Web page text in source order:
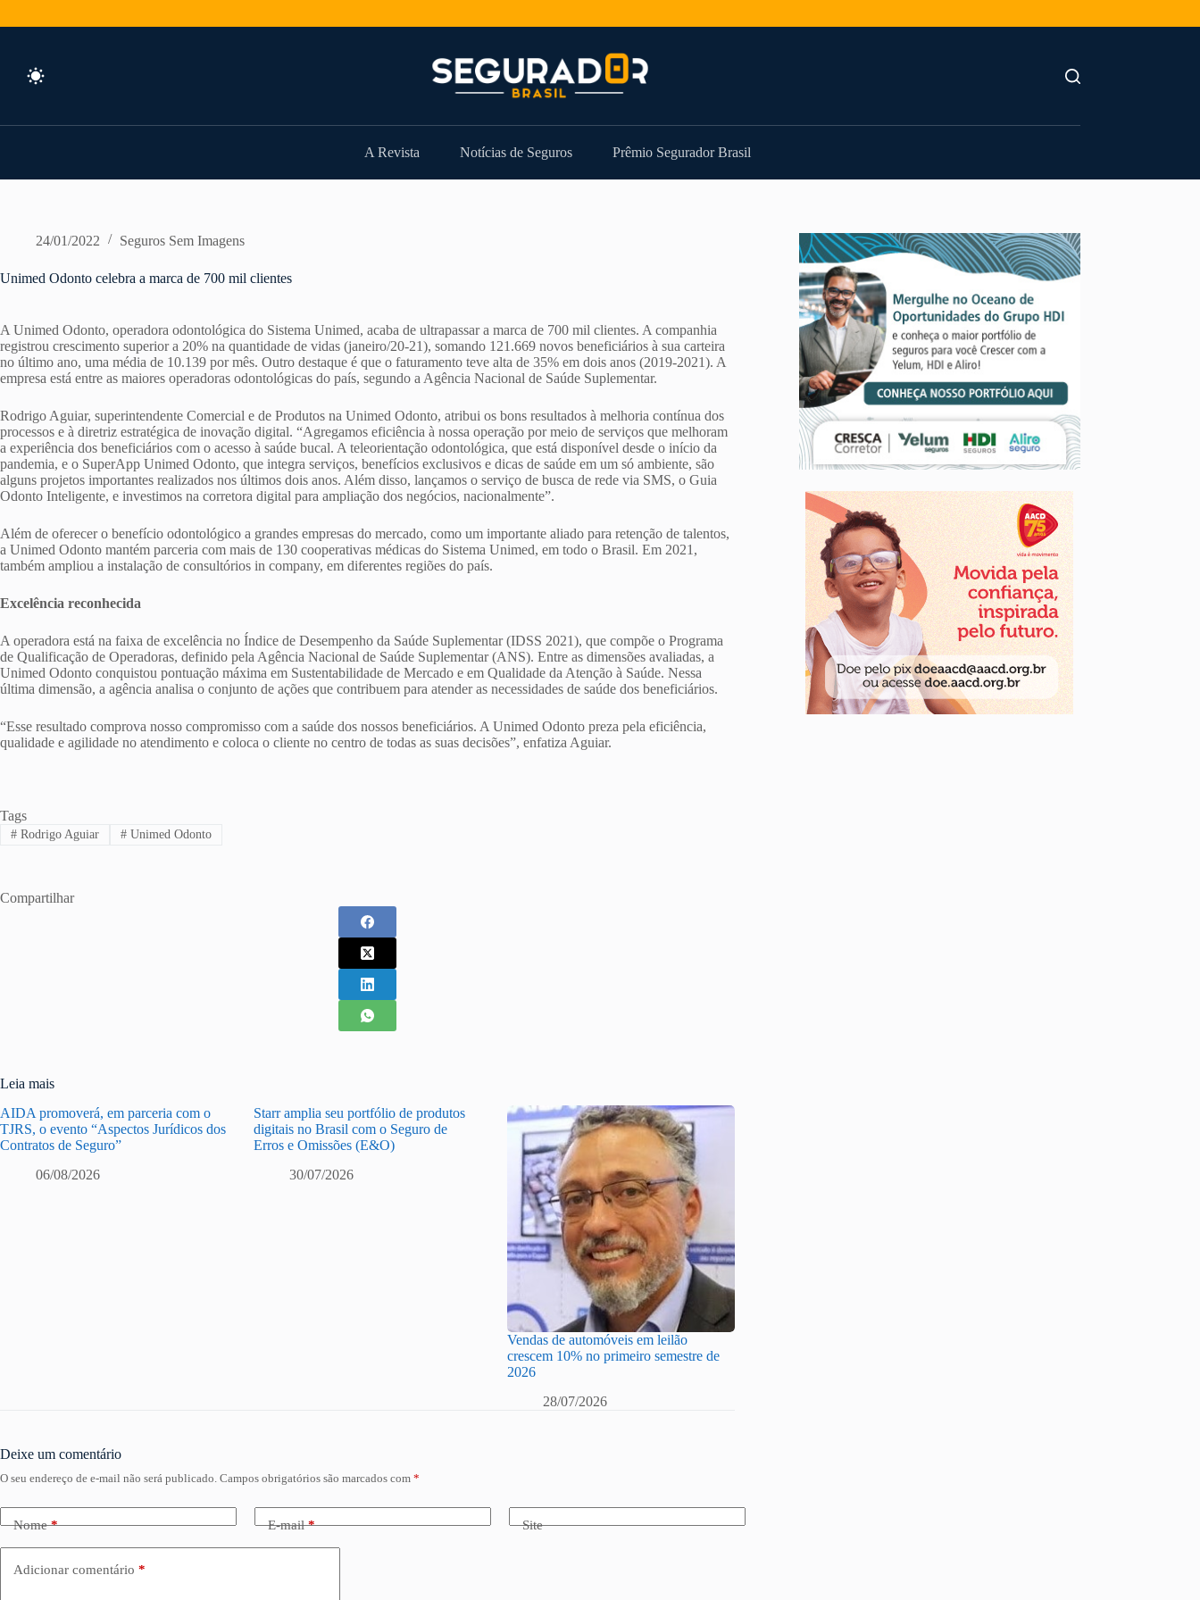
A Revista Notícias de Seguros Prêmio Segurador Brasil
24/01/2022 Seguros Sem Imagens
Unimed Odonto celebra a marca de 700 mil clientes
A Unimed Odonto, operadora odontológica do Sistema Unimed, acaba de ultrapassar a marca de 700 mil clientes. A companhia
registrou crescimento superior a 20% na quantidade de vidas (janeiro/20-21), somando 121.669 novos beneficiários à sua carteira
no último ano, uma média de 10.139 por mês. Outro destaque é que o faturamento teve alta de 35% em dois anos (2019-2021). A
empresa está entre as maiores operadoras odontológicas do país, segundo a Agência Nacional de Saúde Suplementar.
Rodrigo Aguiar, superintendente Comercial e de Produtos na Unimed Odonto, atribui os bons resultados à melhoria contínua dos
processos e à diretriz estratégica de inovação digital. “Agregamos eficiência à nossa operação por meio de serviços que melhoram
a experiência dos beneficiários com o acesso à saúde bucal. A teleorientação odontológica, que está disponível desde o início da
pandemia, e o SuperApp Unimed Odonto, que integra serviços, benefícios exclusivos e dicas de saúde em um só ambiente, são
alguns projetos importantes realizados nos últimos dois anos. Além disso, lançamos o serviço de busca de rede via SMS, o Guia
Odonto Inteligente, e investimos na corretora digital para ampliação dos negócios, nacionalmente”.
Além de oferecer o benefício odontológico a grandes empresas do mercado, como um importante aliado para retenção de talentos,
a Unimed Odonto mantém parceria com mais de 130 cooperativas médicas do Sistema Unimed, em todo o Brasil. Em 2021,
também ampliou a instalação de consultórios in company, em diferentes regiões do país.
Excelência reconhecida
A operadora está na faixa de excelência no Índice de Desempenho da Saúde Suplementar (IDSS 2021), que compõe o Programa
de Qualificação de Operadoras, definido pela Agência Nacional de Saúde Suplementar (ANS). Entre as dimensões avaliadas, a
Unimed Odonto conquistou pontuação máxima em Sustentabilidade de Mercado e em Qualidade da Atenção à Saúde. Nessa
última dimensão, a agência analisa o conjunto de ações que contribuem para atender as necessidades de saúde dos beneficiários.
“Esse resultado comprova nosso compromisso com a saúde dos nossos beneficiários. A Unimed Odonto preza pela eficiência,
qualidade e agilidade no atendimento e coloca o cliente no centro de todas as suas decisões”, enfatiza Aguiar.
Tags
#Rodrigo Aguiar #Unimed Odonto
Compartilhar
Leia mais
AIDA promoverá, em parceria com o
TJRS, o evento “Aspectos Jurídicos dos
Contratos de Seguro”
06/08/2026
Starr amplia seu portfólio de produtos
digitais no Brasil com o Seguro de
Erros e Omissões (E&O)
30/07/2026
Vendas de automóveis em leilão
crescem 10% no primeiro semestre de
2026
28/07/2026
Deixe um comentário
O seu endereço de e-mail não será publicado. Campos obrigatórios são marcados com *
Nome* E-mail* Site
Adicionar comentário *